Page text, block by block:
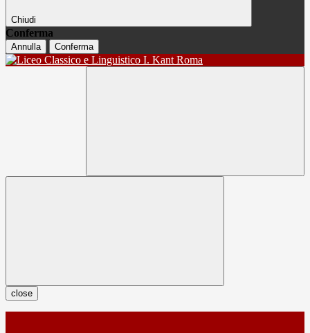
Chiudi
Conferma
Annulla Conferma
close